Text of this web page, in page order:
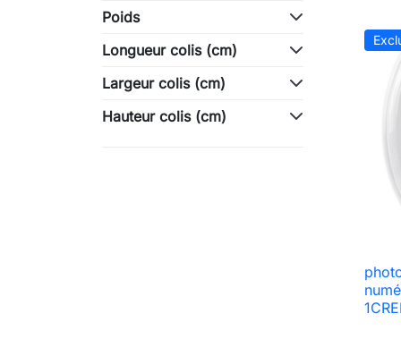
Poids
Longueur colis (cm)
Largeur colis (cm)
Hauteur colis (cm)